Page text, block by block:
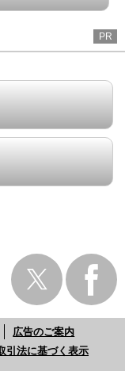
PR
広告のご案内
引法に基づく表示